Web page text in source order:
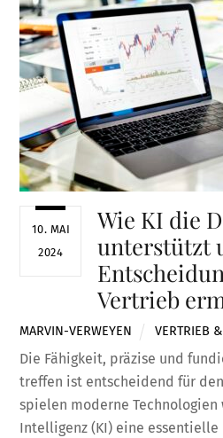
10. MAI
2024
Wie KI die
unterstützt
Vertrieb
MARVIN-VERWEYEN VERTRIEB
Die Fähigkeit, präzise und
treffen ist entscheidend für
spielen moderne Technologien
Intelligenz (KI) eine essentielle